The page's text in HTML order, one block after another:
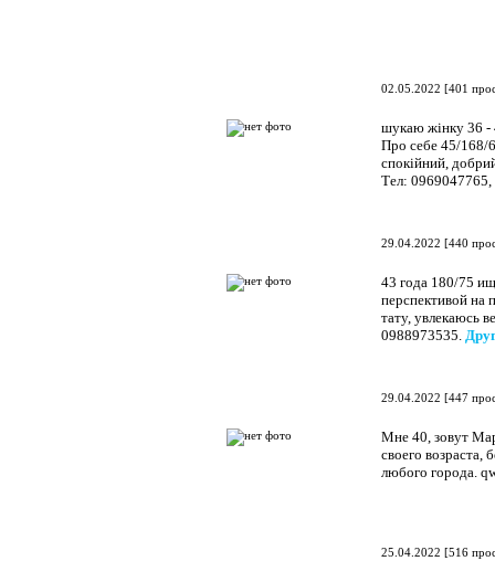
02.05.2022 [401
шукаю жінку 36 -
Про себе 45/168/
спокійний,
Тел:
29.04.2022 [440
43 года 180/75
перспективой на
тату, увлекаюсь
0988973535.
29.04.2022 [447
Мне 40, зовут
своего возраста,
любого города.
25.04.2022 [516